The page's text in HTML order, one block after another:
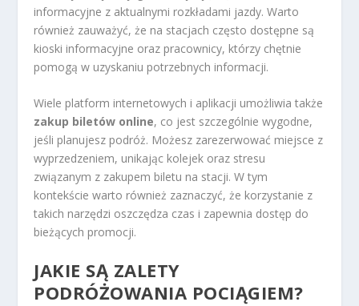
informacyjne z aktualnymi rozkładami jazdy. Warto
również zauważyć, że na stacjach często dostępne są
kioski informacyjne oraz pracownicy, którzy chętnie
pomogą w uzyskaniu potrzebnych informacji.
Wiele platform internetowych i aplikacji umożliwia także
zakup biletów online, co jest szczególnie wygodne,
jeśli planujesz podróż. Możesz zarezerwować miejsce z
wyprzedzeniem, unikając kolejek oraz stresu
związanym z zakupem biletu na stacji. W tym
kontekście warto również zaznaczyć, że korzystanie z
takich narzędzi oszczędza czas i zapewnia dostęp do
bieżących promocji.
JAKIE SĄ ZALETY
PODRÓŻOWANIA POCIĄGIEM?